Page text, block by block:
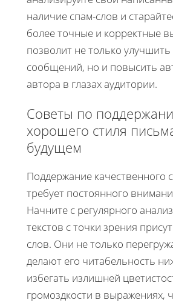
наличие спам-слов и
более точные и корректные
позволит не только
сообщений, но и повысить
автора в глазах аудитории.
Советы по
хорошего стиля
будущем
Поддержание качественного
требует постоянного
Начните с регулярного
текстов с точки зрения
слов. Они не только
делают его читабельность
избегать излишней
громоздкости в выражениях,